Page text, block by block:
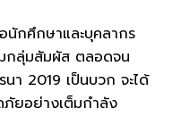
นักศึกษาและบุคลากร
มกลุ่มสัมผัส ตลอดจน
า 2019 เป็นบวก จะได้
ภัยอย่างเต็มกำลัง